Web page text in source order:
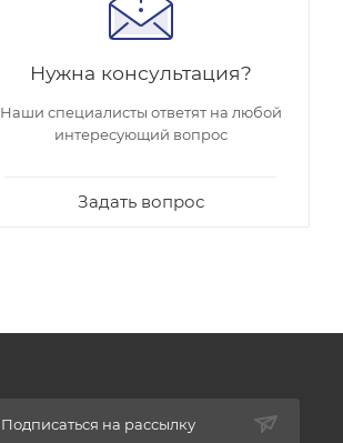
Нужна консультация?
Наши специалисты ответят на любой
интересующий вопрос
Задать вопрос
Подписаться на рассылку